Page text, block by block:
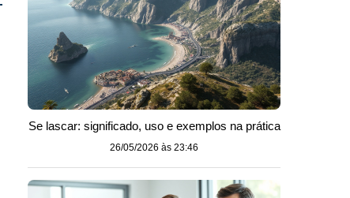
Se lascar: significado, uso e exemplos na prática
26/05/2026 às 23:46